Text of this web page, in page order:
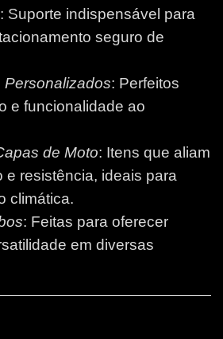
: Suporte indispensável para
seguro de
Personalizados: Perfeitos
e funcionalidade ao
de Moto: Itens que aliam
e resistência, ideais para
climática.
: Feitas para oferecer
em diversas